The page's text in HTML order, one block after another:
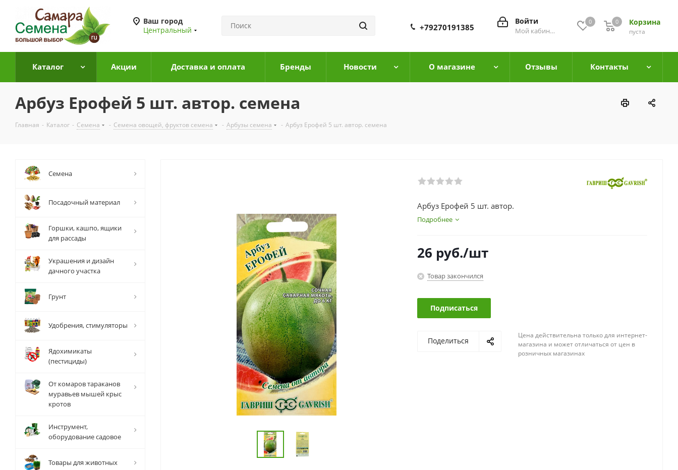
Ваш город
Центральный
0 Корзина
0
пуста
0
Войти
Мой кабинет
+79270191385
Каталог Акции Доставка и оплата Бренды Новости О магазине Отзывы Контакты
Арбуз Ерофей 5 шт. автор. семена
Главная - Каталог - Семена - Семена овощей, фруктов семена - Арбузы семена - Арбуз Ерофей 5 шт. автор. семена
Арбуз Ерофей 5 шт. автор.
Подробнее
26 руб./шт
Товар закончился
Подписаться
Поделиться
Цена действительна только для интернет-
магазина и может отличаться от цен в
розничных магазинах
Семена
Посадочный материал
Горшки, кашпо, ящики
для рассады
Украшения и дизайн
дачного участка
Грунт
Удобрения, стимуляторы
Ядохимикаты
(пестициды)
От комаров тараканов
муравьев мышей крыс
кротов
Инструмент,
оборудование садовое
Товары для животных